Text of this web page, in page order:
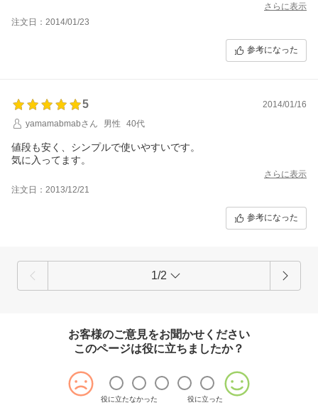
さらに表示
注文日：2014/01/23
参考になった
5
2014/01/16
yamamabmabさん
男性 40代
値段も安く、シンプルで使いやすいです。
気に入ってます。
さらに表示
注文日：2013/12/21
参考になった
1/2
お客様のご意見をお聞かせください
このページは役に立ちましたか？
役に立たなかった 役に立った